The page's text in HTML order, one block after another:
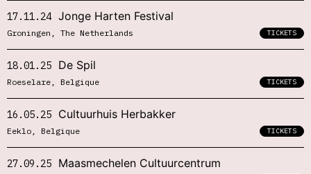
17.11.24 Jonge Harten Festival
Groningen, The Netherlands TICKETS
18.01.25 De Spil
Roeselare, Belgique TICKETS
16.05.25 Cultuurhuis Herbakker
Eeklo, Belgique TICKETS
27.09.25 Maasmechelen Cultuurcentrum